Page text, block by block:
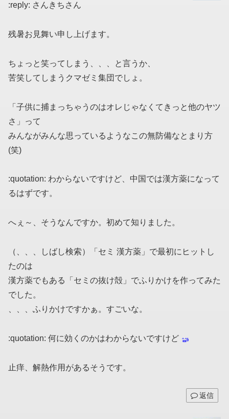
:reply: さんきちさん
残暑お見舞い申し上げます。
ちょっと笑ってしまう、、、と言うか、
苦笑してしまうクマゼミ集団でしょ。
「子供に捕まっちゃうのはオレじゃなくてきっと他のヤツ
さ」って
みんながみんな思っているようなこの無防備なとまり方
(笑)
:quotation: わからないですけど、中国では漢方薬になって
るはずです。
へぇ～、そうなんですか。初めて知りました。
（、、、しばし検索）「セミ 漢方薬」で最初にヒットし
たのは
漢方薬でもある「セミの抜け殻」でふりかけを作ってみた
でした。
、、、ふりかけですかぁ。すごいな。
:quotation: 何に効くのかはわからないですけど
止痒、解熱作用があるそうです。
返信